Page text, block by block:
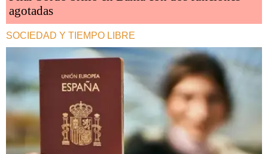
agotadas
SOCIEDAD Y TIEMPO LIBRE